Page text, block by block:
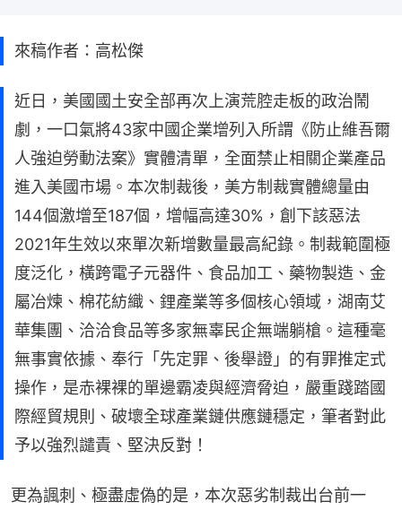
來稿作者：高松傑
近日，美國國土安全部再次上演荒腔走板的政治鬧
劇，一口氣將43家中國企業增列入所謂《防止維吾爾
人強迫勞動法案》實體清單，全面禁止相關企業產品
進入美國市場。本次制裁後，美方制裁實體總量由
144個激增至187個，增幅高達30%，創下該惡法
2021年生效以來單次新增數量最高紀錄。制裁範圍極
度泛化，橫跨電子元器件、食品加工、藥物製造、金
屬冶煉、棉花紡織、鋰產業等多個核心領域，湖南艾
華集團、洽洽食品等多家無辜民企無端躺槍。這種毫
無事實依據、奉行「先定罪、後舉證」的有罪推定式
操作，是赤裸裸的單邊霸凌與經濟脅迫，嚴重踐踏國
際經貿規則、破壞全球產業鏈供應鏈穩定，筆者對此
予以強烈譴責、堅決反對！
更為諷刺、極盡虛偽的是，本次惡劣制裁出台前一